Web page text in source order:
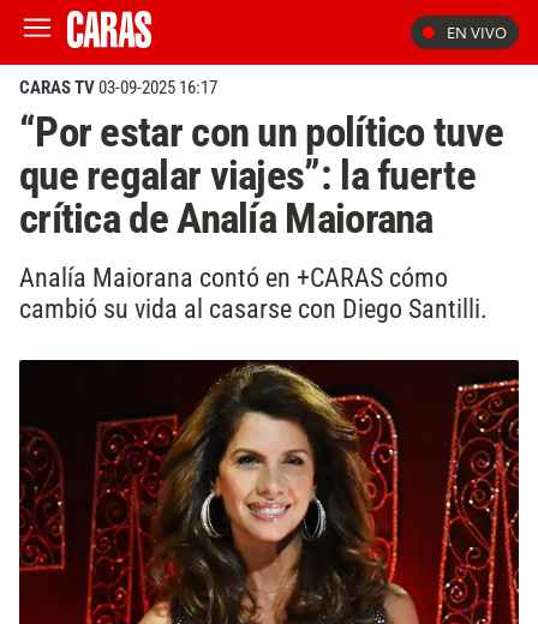
EN VIVO
CARAS TV03-09-2025 16:17
“Por estar con un político tuve
que regalar viajes”: la fuerte
crítica de Analía Maiorana
Analía Maiorana contó en +CARAS cómo
cambió su vida al casarse con Diego Santilli.